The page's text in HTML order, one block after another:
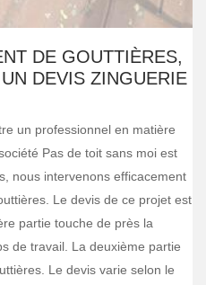
DE GOUTTIÈRES,
DEVIS ZINGUERIE
un professionnel en matière
Pas de toit sans moi est
nous intervenons efficacement
Le devis de ce projet est
partie touche de près la
de travail. La deuxième partie
Le devis varie selon le